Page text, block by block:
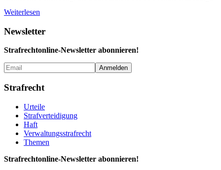
Weiterlesen
Newsletter
Strafrechtonline-Newsletter abonnieren!
Strafrecht
Urteile
Strafverteidigung
Haft
Verwaltungs­strafrecht
Themen
Strafrechtonline-Newsletter abonnieren!